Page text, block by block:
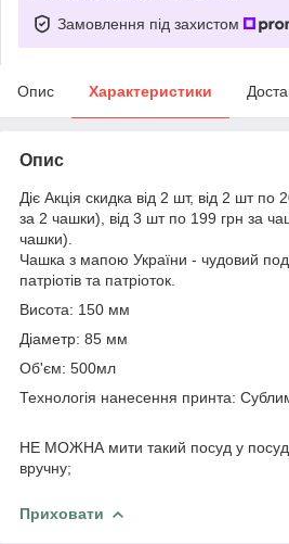
Замовлення під захистом
Опис Характеристики
Опис
Діє Акція скидка від 2 шт, від 2 шт по
за 2 чашки), від 3 шт по 199 грн за
чашки).
Чашка з мапою України - чудовий
патріотів та патріоток.
Висота: 150 мм
Діаметр: 85 мм
Об'єм: 500мл
Технологія нанесення принта:
НЕ МОЖНА мити такий посуд у
вручну;
Приховати